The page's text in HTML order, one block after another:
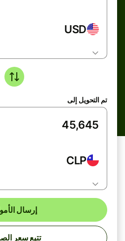
USD
تم التحويل إلى
CLP
إرسال الأموال
تتبع سعر